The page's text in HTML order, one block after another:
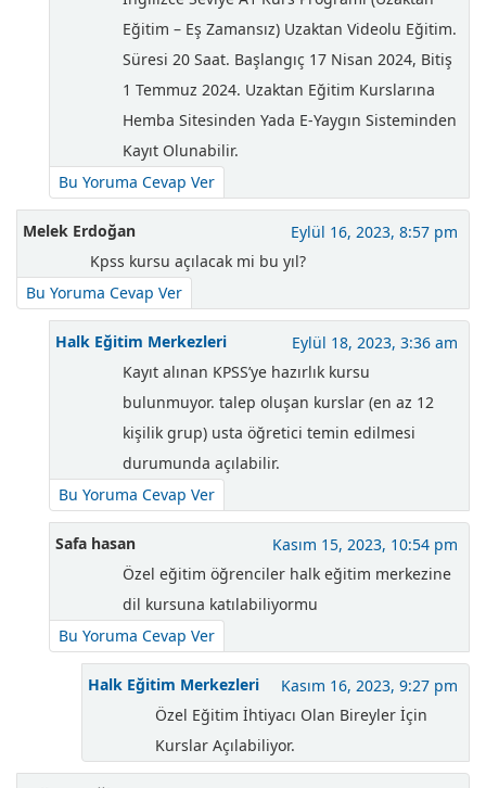
Eğitim – Eş Zamansız) Uzaktan Videolu Eğitim.
Süresi 20 Saat. Başlangıç 17 Nisan 2024, Bitiş
1 Temmuz 2024. Uzaktan Eğitim Kurslarına
Hemba Sitesinden Yada E-Yaygın Sisteminden
Kayıt Olunabilir.
Bu Yoruma Cevap Ver
Melek Erdoğan
Eylül 16, 2023, 8:57 pm
Kpss kursu açılacak mi bu yıl?
Bu Yoruma Cevap Ver
Halk Eğitim Merkezleri
Eylül 18, 2023, 3:36 am
Kayıt alınan KPSS’ye hazırlık kursu
bulunmuyor. talep oluşan kurslar (en az 12
kişilik grup) usta öğretici temin edilmesi
durumunda açılabilir.
Bu Yoruma Cevap Ver
Safa hasan
Kasım 15, 2023, 10:54 pm
Özel eğitim öğrenciler halk eğitim merkezine
dil kursuna katılabiliyormu
Bu Yoruma Cevap Ver
Halk Eğitim Merkezleri
Kasım 16, 2023, 9:27 pm
Özel Eğitim İhtiyacı Olan Bireyler İçin
Kurslar Açılabiliyor.